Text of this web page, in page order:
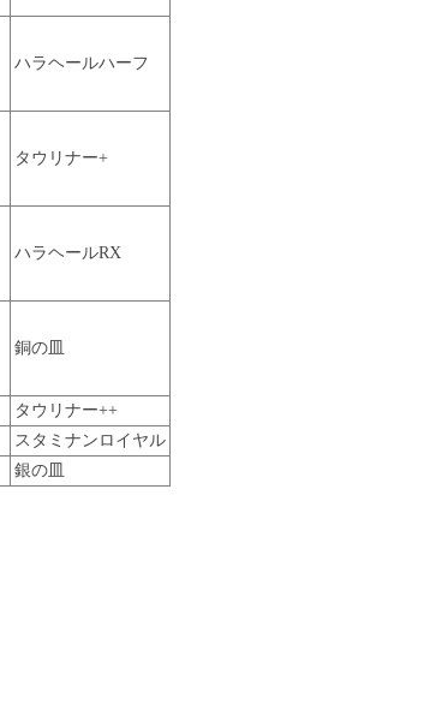
ハラヘールハーフ
タウリナー+
ハラヘールRX
銅の皿
タウリナー++
スタミナンロイヤル
銀の皿